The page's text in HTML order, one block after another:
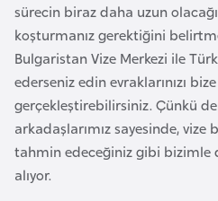
sürecin biraz daha uzun
koşturmanız gerektiğini
Bulgaristan Vize Merkezi ile
ederseniz edin evraklarınızı
gerçekleştirebilirsiniz. Çünkü
arkadaşlarımız sayesinde,
tahmin edeceğiniz gibi bizimle
alıyor.
E
t
i
y
o
p
y
a